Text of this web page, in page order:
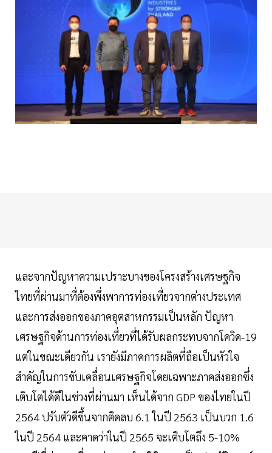
และจากปัญหาความเปราะบางของโครงสร้างเศรษฐกิจ
ไทยที่ผ่านมาที่ต้องพึ่งพาการท่องเที่ยวจากต่างประเทศ
และการส่งออกของภาคอุตสาหกรรมเป็นหลัก ปัญหา
เศรษฐกิจด้านการท่องเที่ยวที่ได้รับผลกระทบจากโควิด-19
แต่ในขณะเดียวกัน เรายังมีภาคการผลิตที่ถือเป็นหัวใจ
สำคัญในการขับเคลื่อนเศรษฐกิจโดยเฉพาะภาคส่งออกซึ่ง
เติบโตได้ดีในช่วงที่ผ่านมา เห็นได้จาก GDP ของไทยในปี
2564 ปรับตัวดีขึ้นจากติดลบ 6.1 ในปี 2563 เป็นบวก 1.6
ในปี 2564 และคาดว่าในปี 2565 จะเติบโตถึง 5-10%